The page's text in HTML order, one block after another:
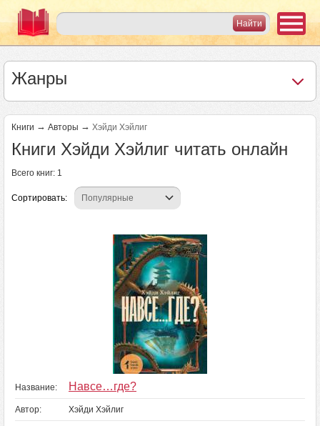
Жанры
Книги → Авторы → Хэйди Хэйлиг
Книги Хэйди Хэйлиг читать онлайн
Всего книг: 1
Сортировать:
Название: Навсе…где?
Автор: Хэйди Хэйлиг